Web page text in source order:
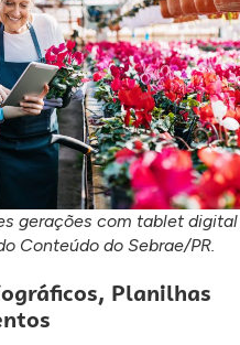
gerações com tablet digital
Conteúdo do Sebrae/PR.
Planilhas